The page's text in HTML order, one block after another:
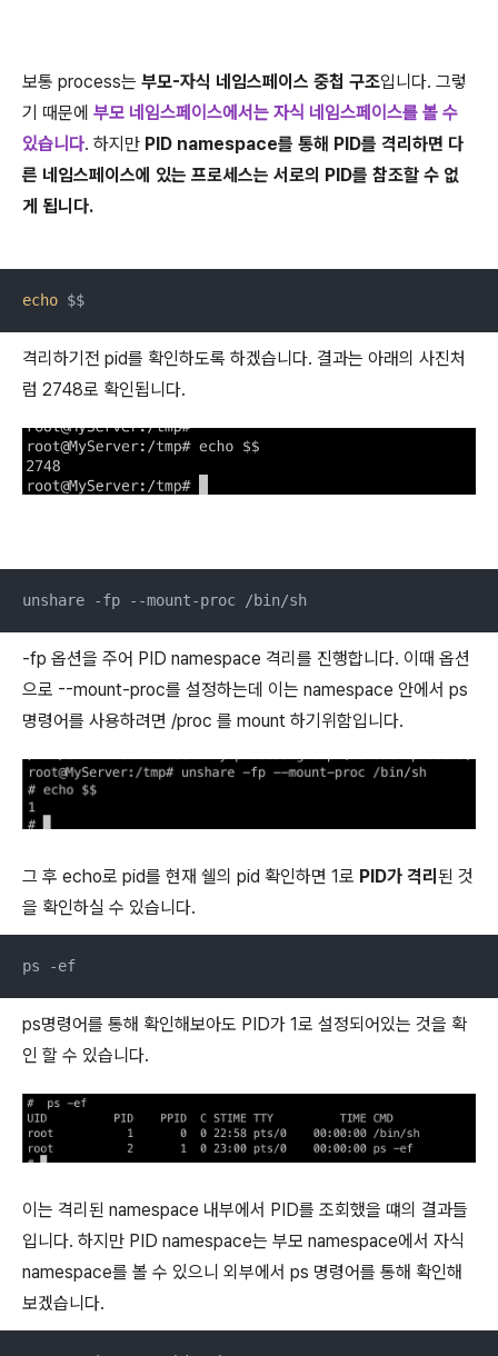
보통 process는 부모-자식 네임스페이스 중첩 구조입니다. 그렇
기 때문에 부모 네임스페이스에서는 자식 네임스페이스를 볼 수
있습니다. 하지만 PID namespace를 통해 PID를 격리하면 다
른 네임스페이스에 있는 프로세스는 서로의 PID를 참조할 수 없
게 됩니다.
echo $$
격리하기전 pid를 확인하도록 하겠습니다. 결과는 아래의 사진처
럼 2748로 확인됩니다.
unshare -fp --mount-proc /bin/sh
-fp 옵션을 주어 PID namespace 격리를 진행합니다. 이때 옵션
으로 --mount-proc를 설정하는데 이는 namespace 안에서 ps
명령어를 사용하려면 /proc 를 mount 하기위함입니다.
그 후 echo로 pid를 현재 쉘의 pid 확인하면 1로 PID가 격리 된 것
을 확인하실 수 있습니다.
ps -ef
ps명령어를 통해 확인해보아도 PID가 1로 설정되어있는 것을 확
인 할 수 있습니다.
이는 격리된 namespace 내부에서 PID를 조회했을 떄의 결과들
입니다. 하지만 PID namespace는 부모 namespace에서 자식
namespace를 볼 수 있으니 외부에서 ps 명령어를 통해 확인해
보겠습니다.